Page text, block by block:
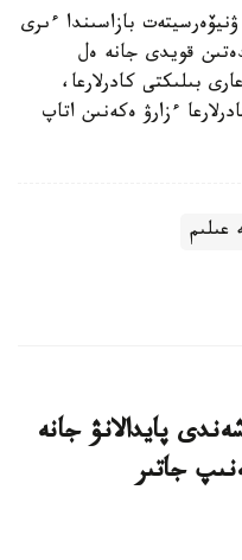
بازاسىندا ءىرى
قويدى جانە ەل
بىلىكتى كادرلارعا،
ءزارۋ ەكەنىن اتاپ
عىلىم
پايدالانۋ جانە
جاتىر